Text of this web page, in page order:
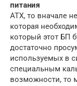
питания
ATX, то вначале
которая
который этот БП
достаточно
используемых в
специальным
возможности, то